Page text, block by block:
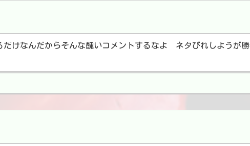
だけなんだからそんな醜いコメントするなよ ネタびれしようが勝